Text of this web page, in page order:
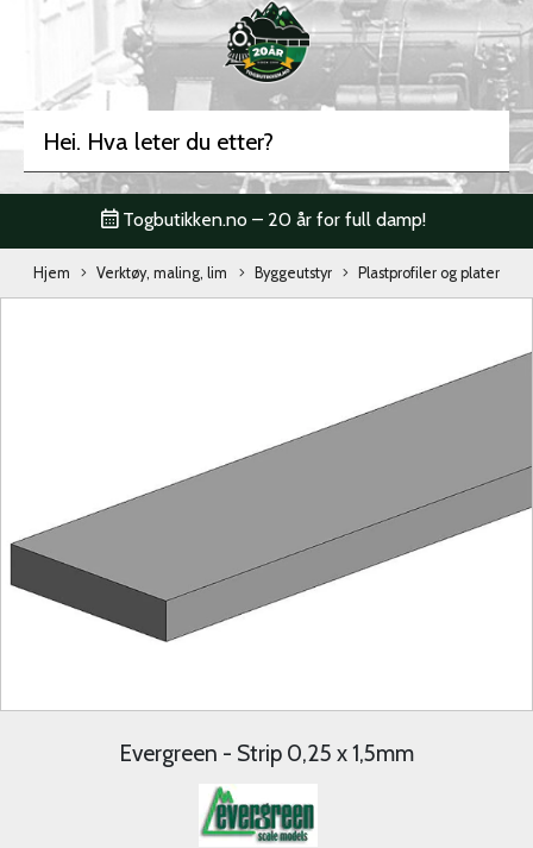
Togbutikken.no – 20 år for full damp!
Hjem Verktøy, maling, lim Byggeutstyr Plastprofiler og plater
Evergreen - Strip 0,25 x 1,5mm